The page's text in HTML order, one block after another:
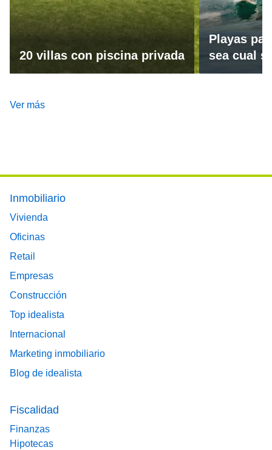
20 villas con piscina privada
Playas
sea cual
Ver más
Footer main menu
Inmobiliario
Vivienda
Oficinas
Retail
Empresas
Construcción
Top idealista
Internacional
Marketing inmobiliario
Blog de idealista
Fiscalidad
Finanzas
Hipotecas